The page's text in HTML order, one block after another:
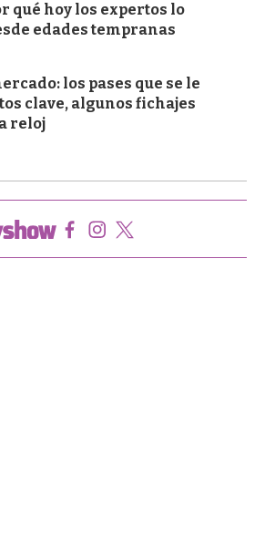
qué hoy los expertos lo
edades tempranas
los pases que se le
clave, algunos fichajes
reloj